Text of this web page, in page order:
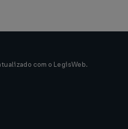
com o LegisWeb.